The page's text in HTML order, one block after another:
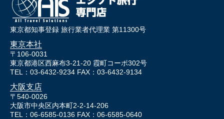
東京都知事登録 旅行業者代理業 第11300号
東京本社
〒106-0031
東京都港区西麻布3-21-20 霞町コーポ302号
TEL：03-6432-9234 FAX：03-6432-9134
大阪支店
〒540-0026
大阪市中央区内本町2-2-14-206
TEL：06-6585-0136 FAX：06-6585-0640